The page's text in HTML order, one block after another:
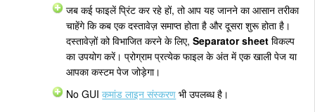
जब कई फाइलें प्रिंट कर रहे हों, तो आप यह जानने का आसान तरीका
चाहेंगे कि कब एक दस्तावेज़ समाप्त होता है और दूसरा शुरू होता है।
दस्तावेज़ों को विभाजित करने के लिए,Separator sheet विकल्प
का उपयोग करें। प्रोग्राम प्रत्येक फाइल के अंत में एक खाली पेज या
आपका कस्टम पेज जोड़ेगा।
No GUIकमांड लाइन संस्करण भी उपलब्ध है।